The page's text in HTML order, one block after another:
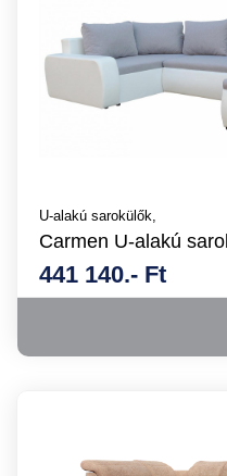
U-alakú sarokülők,
Carmen U-alakú
441 140.- Ft